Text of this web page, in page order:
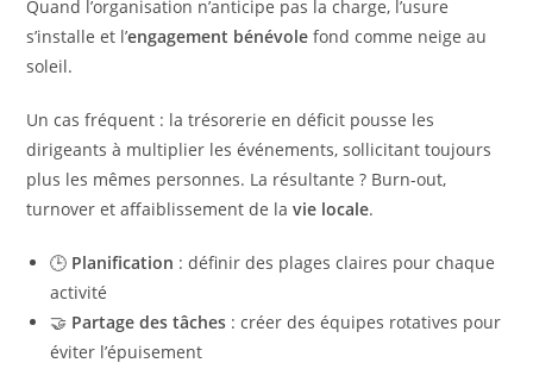
Quand l’organisation n’anticipe pas la charge, l’usure
s’installe et l’engagement bénévole fond comme neige au
soleil.
Un cas fréquent : la trésorerie en déficit pousse les
dirigeants à multiplier les événements, sollicitant toujours
plus les mêmes personnes. La résultante ? Burn-out,
turnover et affaiblissement de lavie locale.
🕒 Planification : définir des plages claires pour chaque
activité
🤝 Partage des tâches : créer des équipes rotatives pour
éviter l’épuisement